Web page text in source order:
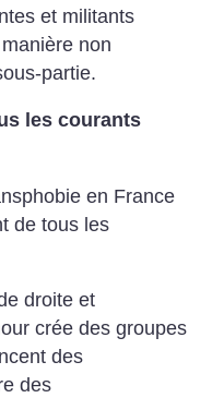
et militants
non
partie.
les courants
en France
de tous les
droite et
crée des groupes
des
des